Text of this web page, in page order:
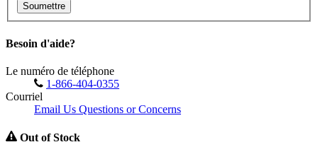
Soumettre
Besoin d'aide?
Le numéro de téléphone
1-866-404-0355
Courriel
Email Us Questions or Concerns
Out of Stock